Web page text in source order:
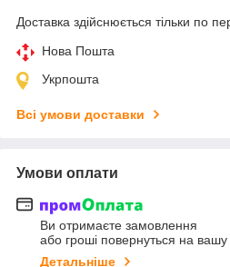
Доставка здійснюється тільки по
Нова Пошта
Укрпошта
Всі умови доставки
Умови оплати
Ви отримаєте замовлення
або гроші повернуться на вашу
Детальніше